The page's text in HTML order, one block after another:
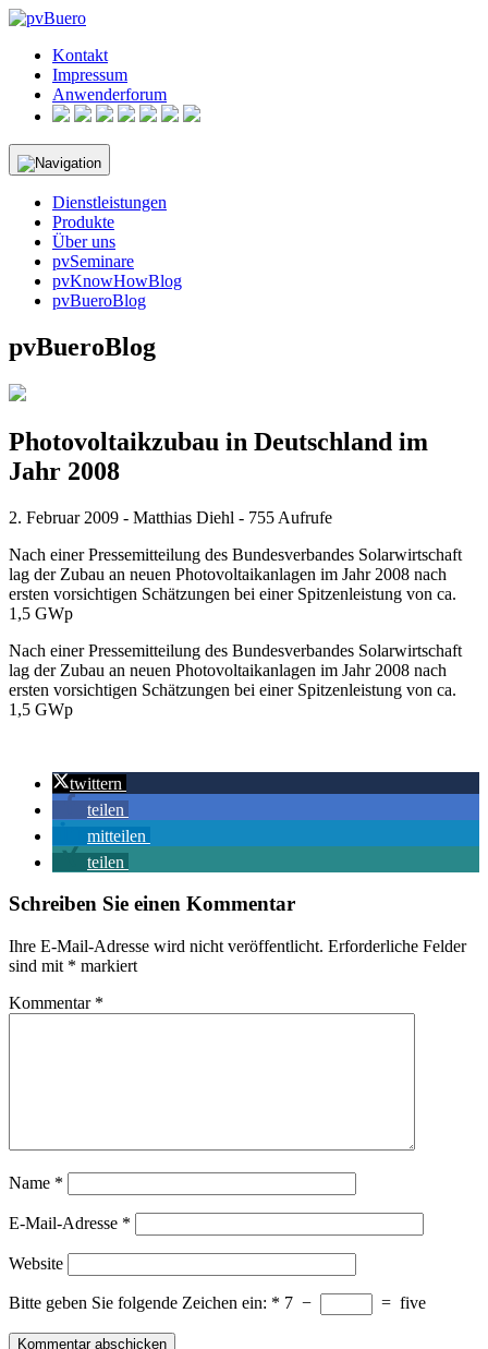
Skip
contentKontakt
Impressum
Anwenderforum
Dienstleistungen
Produkte
Über uns
pvSeminare
pvKnowHowBlog
pvBueroBlog
pvBueroBlog
Photovoltaikzubau in Deutschland im
Jahr 2008
2. Februar 2009 - Matthias Diehl - 755 Aufrufe
Nach einer Pressemitteilung des Bundesverbandes Solarwirtschaft
lag der Zubau an neuen Photovoltaikanlagen im Jahr 2008 nach
ersten vorsichtigen Schätzungen bei einer Spitzenleistung von ca.
1,5 GWp
Nach einer Pressemitteilung des Bundesverbandes Solarwirtschaft
lag der Zubau an neuen Photovoltaikanlagen im Jahr 2008 nach
ersten vorsichtigen Schätzungen bei einer Spitzenleistung von ca.
1,5 GWp
twittern
teilen
mitteilen
teilen
Schreiben Sie einen Kommentar
Ihre E-Mail-Adresse wird nicht veröffentlicht. Erforderliche Felder
sind mit * markiert
Kommentar *
Name *
E-Mail-Adresse *
Website
Bitte geben Sie folgende Zeichen ein: * 7 − = five